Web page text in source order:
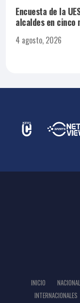
Encuesta de la
alcaldes en cinco
4 agosto, 2026
INICIO
INTERNACIONALES